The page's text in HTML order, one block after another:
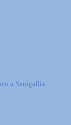
a Senigallia